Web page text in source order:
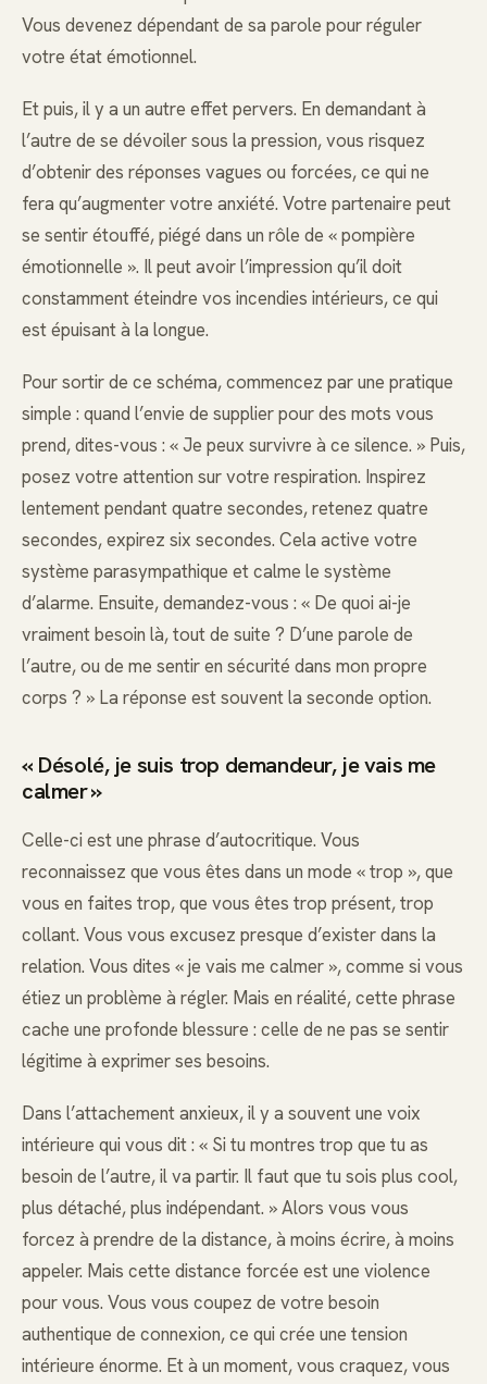
Vous devenez dépendant de sa parole pour réguler
votre état émotionnel.
Et puis, il y a un autre effet pervers. En demandant à
l’autre de se dévoiler sous la pression, vous risquez
d’obtenir des réponses vagues ou forcées, ce qui ne
fera qu’augmenter votre anxiété. Votre partenaire peut
se sentir étouffé, piégé dans un rôle de « pompière
émotionnelle ». Il peut avoir l’impression qu’il doit
constamment éteindre vos incendies intérieurs, ce qui
est épuisant à la longue.
Pour sortir de ce schéma, commencez par une pratique
simple : quand l’envie de supplier pour des mots vous
prend, dites-vous : « Je peux survivre à ce silence. » Puis,
posez votre attention sur votre respiration. Inspirez
lentement pendant quatre secondes, retenez quatre
secondes, expirez six secondes. Cela active votre
système parasympathique et calme le système
d’alarme. Ensuite, demandez-vous : « De quoi ai-je
vraiment besoin là, tout de suite ? D’une parole de
l’autre, ou de me sentir en sécurité dans mon propre
corps ? » La réponse est souvent la seconde option.
« Désolé, je suis trop demandeur, je vais me
calmer »
Celle-ci est une phrase d’autocritique. Vous
reconnaissez que vous êtes dans un mode « trop », que
vous en faites trop, que vous êtes trop présent, trop
collant. Vous vous excusez presque d’exister dans la
relation. Vous dites « je vais me calmer », comme si vous
étiez un problème à régler. Mais en réalité, cette phrase
cache une profonde blessure : celle de ne pas se sentir
légitime à exprimer ses besoins.
Dans l’attachement anxieux, il y a souvent une voix
intérieure qui vous dit : « Si tu montres trop que tu as
besoin de l’autre, il va partir. Il faut que tu sois plus cool,
plus détaché, plus indépendant. » Alors vous vous
forcez à prendre de la distance, à moins écrire, à moins
appeler. Mais cette distance forcée est une violence
pour vous. Vous vous coupez de votre besoin
authentique de connexion, ce qui crée une tension
intérieure énorme. Et à un moment, vous craquez, vous